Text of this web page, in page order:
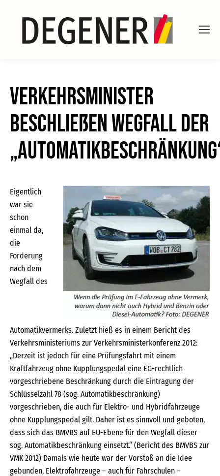
Verkehrsminister
beschließen Wegfall der
Eigentlich
war sie
schon
einmal da,
die
Forderung
nach dem
Wegfall des
Automatikvermerks. Zuletzt hieß es in einem Bericht des
Verkehrsministeriums zur Verkehrsministerkonferenz 2012:
„Derzeit ist jedoch für eine Prüfungsfahrt mit einem
Kraftfahrzeug ohne Kupplungspedal eine EG-rechtlich
vorgeschriebene Beschränkung durch die Eintragung der
Schlüsselzahl 78 (sog. Automatikbeschränkung)
vorgeschrieben, die auch für Elektro- und Hybridfahrzeuge
ohne Kupplungspedal gilt. Daher ist es sinnvoll und geboten,
dass sich das BMVBS auf EU-Ebene für den Wegfall dieser
sog. Automatikbeschränkung einsetzt.“ (Bericht des BMVBS zur
VMK 2012) Damals wie heute war der Vorstoß an die Idee
gebunden, Elektrofahrzeuge – auch für Fahrschulen –